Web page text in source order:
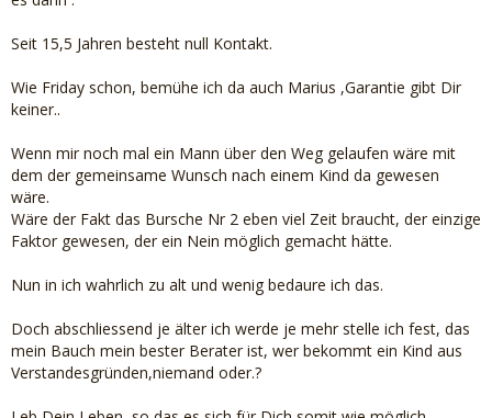
Seit 15,5 Jahren besteht null Kontakt.
Wie Friday schon, bemühe ich da auch Marius ,Garantie gibt Dir
keiner..
Wenn mir noch mal ein Mann über den Weg gelaufen wäre mit
dem der gemeinsame Wunsch nach einem Kind da gewesen
wäre.
Wäre der Fakt das Bursche Nr 2 eben viel Zeit braucht, der einzige
Faktor gewesen, der ein Nein möglich gemacht hätte.
Nun in ich wahrlich zu alt und wenig bedaure ich das.
Doch abschliessend je älter ich werde je mehr stelle ich fest, das
mein Bauch mein bester Berater ist, wer bekommt ein Kind aus
Verstandesgründen,niemand oder.?